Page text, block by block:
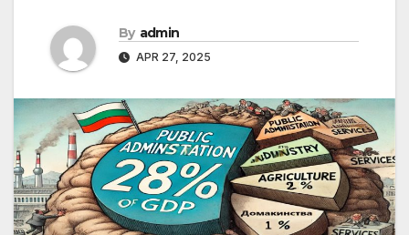
By admin
APR 27, 2025